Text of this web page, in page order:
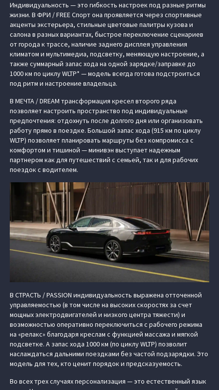
Индивидуальность — это гибкость настроек под разные ритмы
жизни. В ФРИ / FREE Спорт она проявляется через спортивные
акценты экстерьера, стильные цветовые палитры кузова и
салона в разных вариантах, быстрое переключение сценариев
от города к трассе, наличие заднего дисплея управления
климатом и мультимедиа, подсветку, меняющую настроение, а
также суммарный запас хода на одной зарядке/заправке до
1000 км по циклу WLTP* — модель всегда готова подстроиться
под ритм и настроение владельца.
В МЕЧТА / DREAM трансформация кресел второго ряда
позволяет настроить пространство под индивидуальные
предпочтения: отдохнуть после долгого дня или организовать
работу прямо в поездке. Большой запас хода (915 км по циклу
WLTP) позволяет планировать маршруты без компромисса с
комфортом и тишиной — минивэн выступает надежным
партнером как для путешествий с семьей, так и для рабочих
поездок с водителем.
В СТРАСТЬ / PASSION индивидуальность выражена отточенной
управляемостью (в том числе на высоких скоростях за счет
мощных электродвигателей и низкого центра тяжести) и
возможностью оперативно переключиться с рабочего режима
на «релакс» благодаря креслам с функцией массажа и мягкой
подсветке. А запас хода 1000 км (по циклу WLTP) позволит
наслаждаться дальними поездками без частой подзарядки. Это
модель для тех, кто ценит порядок и предсказуемость.
Во всех трех случаях персонализация — это естественный язык